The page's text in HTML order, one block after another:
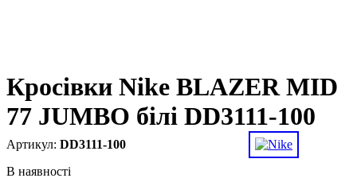
Кросівки Nike BLAZER MID
77 JUMBO білі DD3111-100
DD3111-100
В наявності